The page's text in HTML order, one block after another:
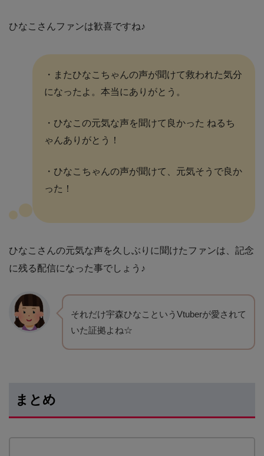
ひなこさんファンは歓喜ですね♪
・またひなこちゃんの声が聞けて救われた気分
になったよ。本当にありがとう。
・ひなこの元気な声を聞けて良かった ねるち
ゃんありがとう！
・ひなこちゃんの声が聞けて、元気そうで良か
った！
ひなこさんの元気な声を久しぶりに聞けたファンは、記念
に残る配信になった事でしょう♪
それだけ宇森ひなこというVtuberが愛されて
いた証拠よね☆
まとめ